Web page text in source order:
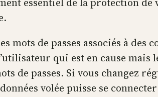
mots de passes associés à des
qui est en cause
de passes. Si vous changez
volée puisse se